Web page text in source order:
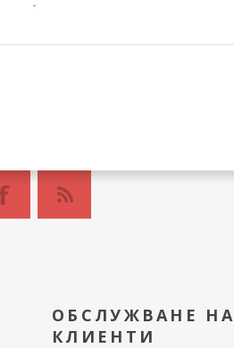
-
ОБСЛУЖВАНЕ НА
КЛИЕНТИ